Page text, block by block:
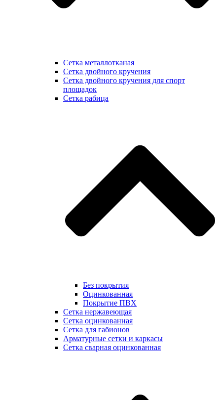
Сетка металлотканая
Сетка двойного кручения
Сетка двойного кручения для спорт
площадок
Сетка рабица
Без покрытия
Оцинкованная
Покрытие ПВХ
Сетка нержавеющая
Сетка оцинкованная
Сетка для габионов
Арматурные сетки и каркасы
Сетка сварная оцинкованная